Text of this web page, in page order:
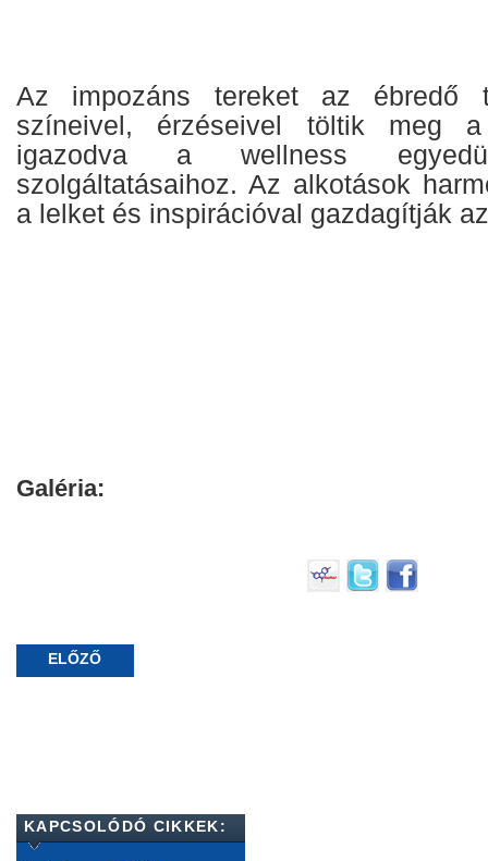
Az impozáns tereket az ébredő
színeivel, érzéseivel töltik meg
igazodva a wellness
szolgáltatásaihoz. Az alkotások
a lelket és inspirációval gazdagítják
Galéria:
ELŐZŐ
KAPCSOLÓDÓ CIKKEK: